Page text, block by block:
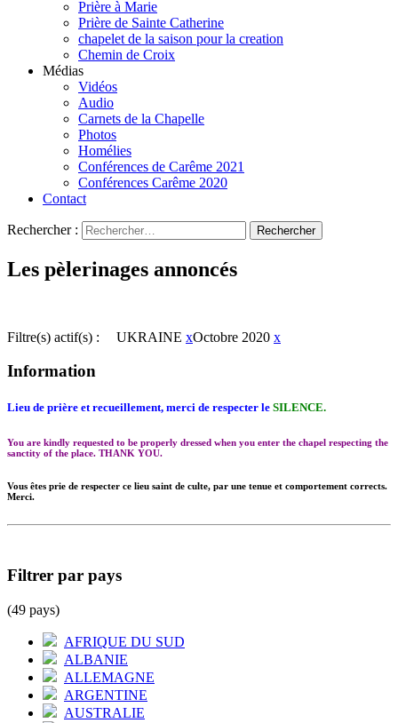
Prière à Marie
Prière de Sainte Catherine
chapelet de la saison pour la creation
Chemin de Croix
Médias
Vidéos
Audio
Carnets de la Chapelle
Photos
Homélies
Conférences de Carême 2021
Conférences Carême 2020
Contact
Rechercher :
Les pèlerinages annoncés
Filtre(s) actif(s) : UKRAINE xOctobre 2020 x
Information
Lieu de prière et recueillement, merci de respecter le SILENCE.
You are kindly requested to be properly dressed when you enter the chapel respecting the
sanctity of the place. THANK YOU.
Vous êtes prie de respecter ce lieu saint de culte, par une tenue et comportement corrects.
Merci.
Filtrer par pays
(49 pays)
AFRIQUE DU SUD
ALBANIE
ALLEMAGNE
ARGENTINE
AUSTRALIE